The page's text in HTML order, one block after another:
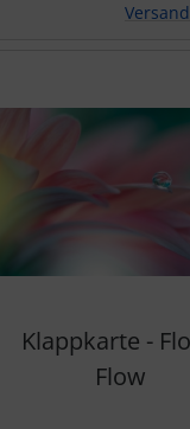
Klappkarte -
Flow